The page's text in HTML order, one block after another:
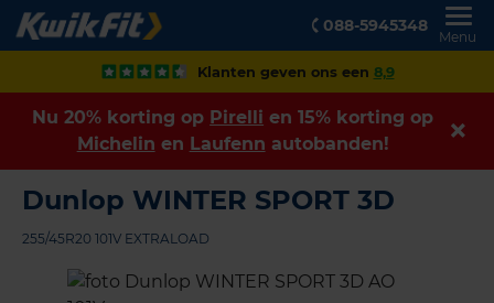
088-5945348
Menu
Klanten geven ons een 8,9
Nu 20% korting op Pirelli en 15% korting op
Michelin en Laufenn autobanden!
Dunlop WINTER SPORT 3D
255/45R20 101V EXTRALOAD